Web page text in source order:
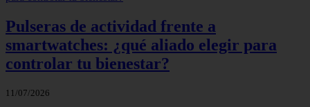
Pulseras de actividad frente a
smartwatches: ¿qué aliado elegir para
controlar tu bienestar?
11/07/2026